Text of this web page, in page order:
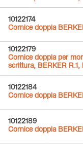
10122174
Cornice doppia
10122179
Cornice doppia per
scrittura, BERKER
10122184
Cornice doppia
10122189
Cornice doppia